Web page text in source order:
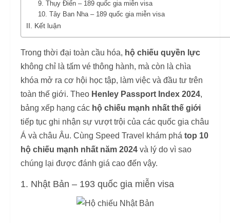
9. Thụy Điển – 189 quốc gia miễn visa
10. Tây Ban Nha – 189 quốc gia miễn visa
II. Kết luận
Trong thời đại toàn cầu hóa, hộ chiếu quyền lực
không chỉ là tấm vé thông hành, mà còn là chìa
khóa mở ra cơ hội học tập, làm việc và đầu tư trên
toàn thế giới. Theo Henley Passport Index 2024,
bảng xếp hạng các hộ chiếu mạnh nhất thế giới
tiếp tục ghi nhận sự vượt trội của các quốc gia châu
Á và châu Âu. Cùng Speed Travel khám phá top 10
hộ chiếu mạnh nhất năm 2024 và lý do vì sao
chúng lại được đánh giá cao đến vậy.
1. Nhật Bản – 193 quốc gia miễn visa